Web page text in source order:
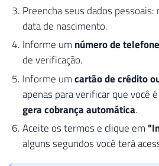
Preencha seus dados
data de nascimento.
Informe um número de telefone
de verificação.
Informe umcartão de crédito
apenas para verificar que você
gera cobrança automática.
Aceite os termos e clique em
alguns segundos você terá